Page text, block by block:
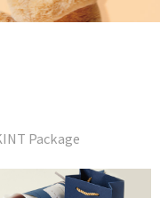
Package